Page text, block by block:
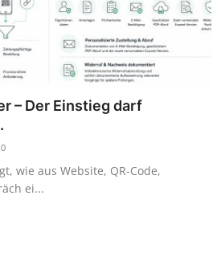
– Der Einstieg darf
0
wie aus Website, QR-Code,
ei...